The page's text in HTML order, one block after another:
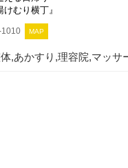
むり横丁』
1010 MAP
,あかすり,理容院,マッサ